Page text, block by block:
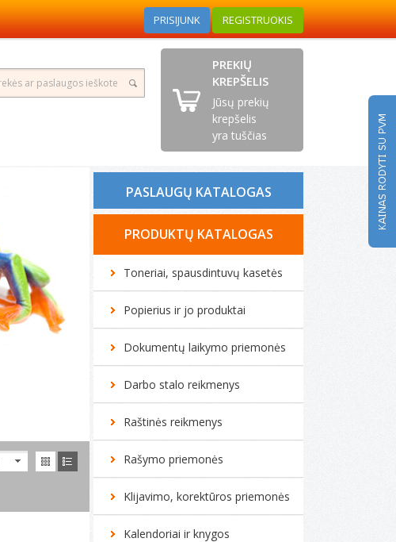
PRISIJUNK REGISTRUOKIS
PREKIŲ
KREPŠELIS
Jūsų prekių
krepšelis
yra tuščias
PASLAUGŲ KATALOGAS
Tonerio kasečių pildymas
Spausdintuvų remontas
Biuro technikos remontas
Kompiuterių remontas
PRODUKTŲ KATALOGAS
Toneriai, spausdintuvų kasetės
Popierius ir jo produktai
Dokumentų laikymo priemonės
Darbo stalo reikmenys
Raštinės reikmenys
Rašymo priemonės
Klijavimo, korektūros priemonės
Kalendoriai ir knygos